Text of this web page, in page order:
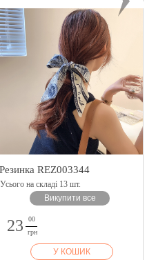
Резинка REZ003344
Усього на складі 13 шт.
Викупити все
23
00
грн
У КОШИК